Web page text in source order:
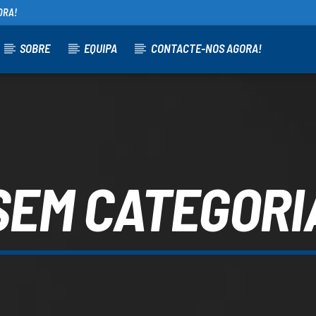
SOBRE EQUIPA CONTACTE-NOS AGORA!